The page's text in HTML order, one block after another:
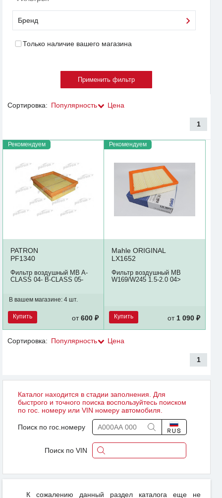
Бренд
Только наличие вашего магазина
Сортировка: Популярность Цена
1
Рекомендуем
PATRON
PF1340
Фильтр воздушный MB A-
CLASS 04- B-CLASS 05-
В вашем магазине: 4 шт.
Купить от600 ₽
Рекомендуем
Mahle ORIGINAL
LX1652
Фильтр воздушный MB
W169/W245 1.5-2.0 04>
Купить от 1 090 ₽
Сортировка: Популярность Цена
1
Каталог находится в стадии заполнения. Для
быстрого и точного поиска воспользуйтесь поиском
по гос. номеру или VIN номеру автомобиля.
Поиск по гос.номеру
Поиск по VIN
К сожалению данный раздел каталога еще не